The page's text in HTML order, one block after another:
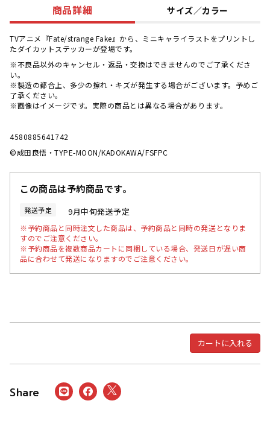
商品詳細 サイズ／カラー
TVアニメ『Fate/strange Fake』から、ミニキャライラストをプリントし
たダイカットステッカーが登場です。
※不良品以外のキャンセル・返品・交換はできませんのでご了承くださ
い。
※製造の都合上、多少の擦れ・キズが発生する場合がございます。予めご
了承ください。
※画像はイメージです。実際の商品とは異なる場合があります。
4580885641742
©成田良悟・TYPE-MOON/KADOKAWA/FSFPC
この商品は予約商品です。
発送予定 9月中旬発送予定
※予約商品と同時注文した商品は、予約商品と同時の発送となりま
すのでご注意ください。
※予約商品を複数商品カートに同梱している場合、発送日が遅い商
品に合わせて発送になりますのでご注意ください。
カートに入れる